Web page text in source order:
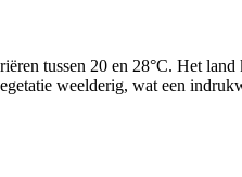
tussen 20 en 28°C. Het
weelderig, wat een